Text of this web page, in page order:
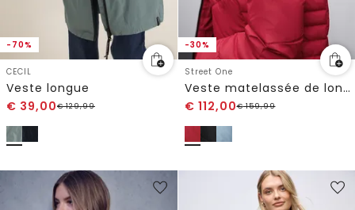
-70%
CECIL
Veste longue
€ 39,00€129,99
-30%
Street One
Veste matelassée de longueur midi
€ 112,00€159,99